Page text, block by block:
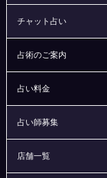
チャット占い
占術のご案内
占い料金
占い師募集
店舗一覧